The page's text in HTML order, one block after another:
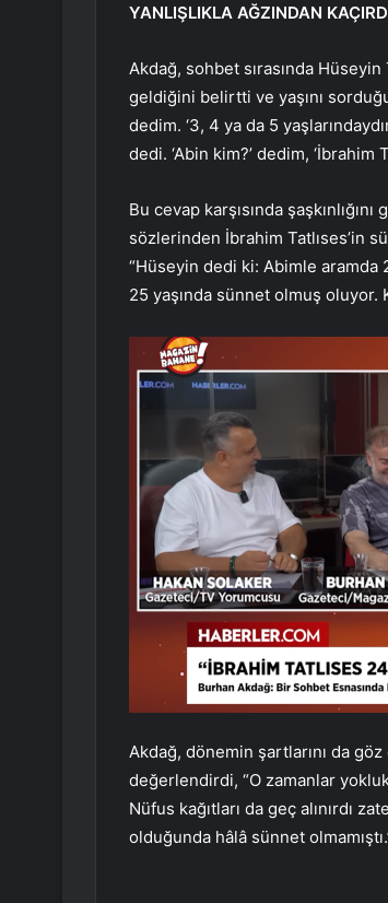
YANLIŞLIKLA AĞZINDAN
Akdağ, sohbet sırasında
geldiğini belirtti ve yaşını
dedim. ‘3, 4 ya da 5
dedi. ‘Abin kim?’ dedim, ‘İbrahim
Bu cevap karşısında
sözlerinden İbrahim Tatlıses’in
“Hüseyin dedi ki: Abimle aramda
25 yaşında sünnet olmuş oluyor.
Akdağ, dönemin şartlarını da
değerlendirdi, “O zamanlar
Nüfus kağıtları da geç alınırdı
olduğunda hâlâ sünnet